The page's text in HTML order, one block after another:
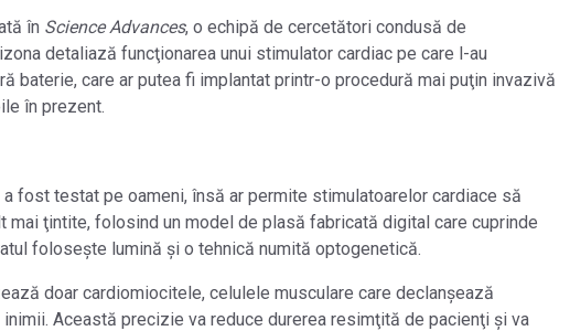
în Science Advances, o echipă de cercetători condusă de
detaliază funcţionarea unui stimulator cardiac pe care l-au
baterie, care ar putea fi implantat printr-o procedură mai puţin invazivă
în prezent.
fost testat pe oameni, însă ar permite stimulatoarelor cardiace să
mai ţintite, folosind un model de plasă fabricată digital care cuprinde
folosește lumină și o tehnică numită optogenetică.
doar cardiomiocitele, celulele musculare care declanșează
Această precizie va reduce durerea resimţită de pacienţi și va